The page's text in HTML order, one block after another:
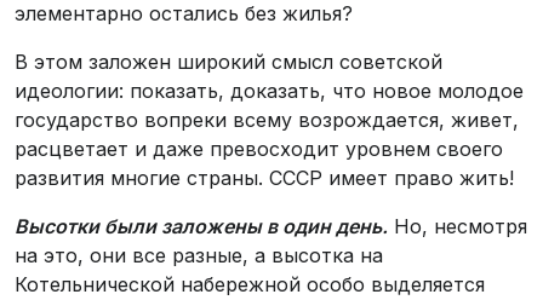
элементарно остались без жилья?
В этом заложен широкий смысл советской
идеологии: показать, доказать, что новое молодое
государство вопреки всему возрождается, живет,
расцветает и даже превосходит уровнем своего
развития многие страны. СССР имеет право жить!
Высотки были заложены в один день. Но, несмотря
на это, они все разные, а высотка на
Котельнической набережной особо выделяется